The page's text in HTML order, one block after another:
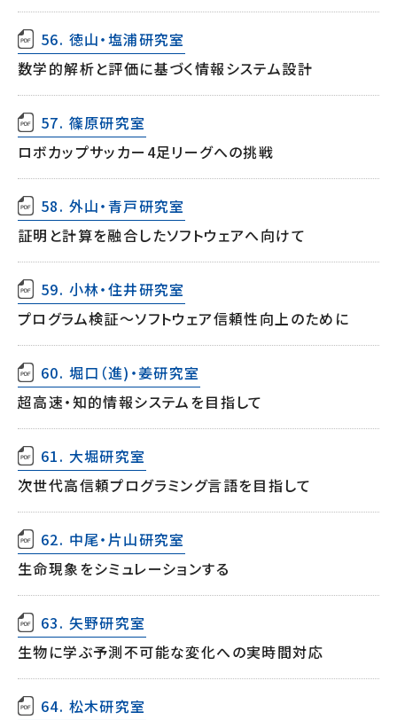
56. 徳山・塩浦研究室
数学的解析と評価に基づく情報システム設計
57. 篠原研究室
ロボカップサッカー4足リーグへの挑戦
58. 外山・青戸研究室
証明と計算を融合したソフトウェアへ向けて
59. 小林・住井研究室
プログラム検証～ソフトウェア信頼性向上のために
60. 堀口（進)・姜研究室
超高速・知的情報システムを目指して
61. 大堀研究室
次世代高信頼プログラミング言語を目指して
62. 中尾・片山研究室
生命現象をシミュレーションする
63. 矢野研究室
生物に学ぶ予測不可能な変化への実時間対応
64. 松木研究室